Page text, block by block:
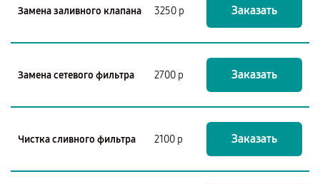
Замена заливного клапана 3250 р Заказать
Замена сетевого фильтра 2700 р Заказать
Чистка сливного фильтра 2100 р Заказать